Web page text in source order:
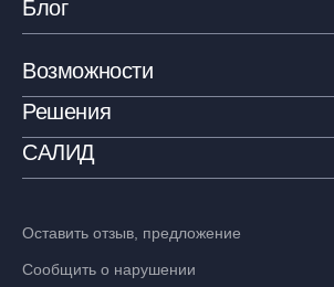
Блог
Возможности
Решения
САЛИД
Оставить отзыв, предложение
Сообщить о нарушении